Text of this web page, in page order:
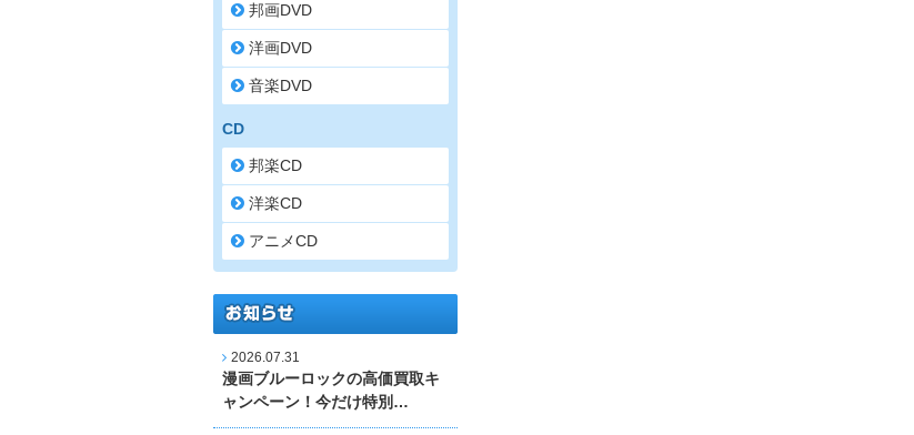
邦画DVD
洋画DVD
音楽DVD
CD
邦楽CD
洋楽CD
アニメCD
2026.07.31
漫画ブルーロックの高価買取キ
ャンペーン！今だけ特別…